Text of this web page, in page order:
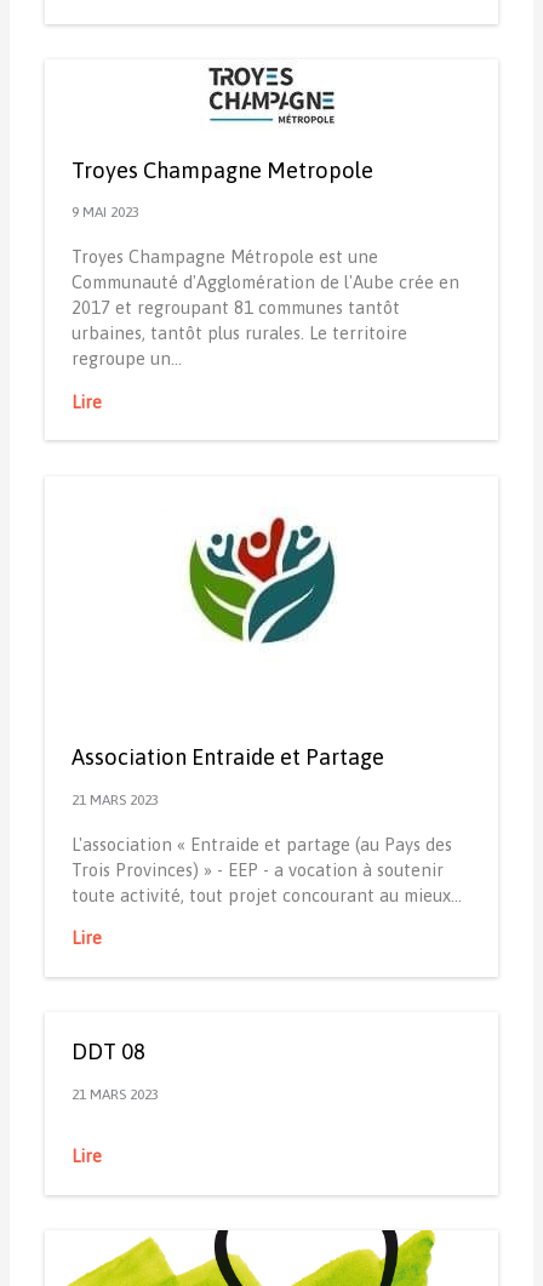
Troyes Champagne Metropole
9 MAI 2023
Troyes Champagne Métropole est une
Communauté d'Agglomération de l'Aube crée en
2017 et regroupant 81 communes tantôt
urbaines, tantôt plus rurales. Le territoire
regroupe un…
Lire
Association Entraide et Partage
21 MARS 2023
L'association « Entraide et partage (au Pays des
Trois Provinces) » - EEP - a vocation à soutenir
toute activité, tout projet concourant au mieux…
Lire
DDT 08
21 MARS 2023
Lire